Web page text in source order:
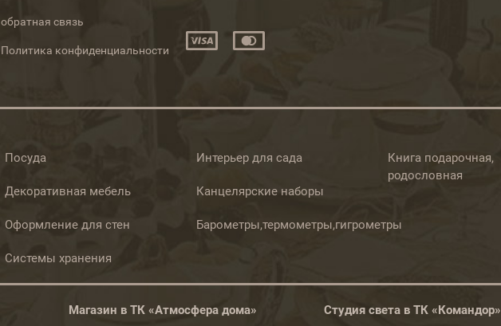
обратная связь
Политика конфиденциальности
Посуда
Декоративная мебель
Оформление для стен
Системы хранения
Интерьер для сада
Канцелярские наборы
Барометры,термометры,гигрометры
Книга подарочная,
родословная
Магазин в ТК «Атмосфера дома» Студия света в ТК «Командор»